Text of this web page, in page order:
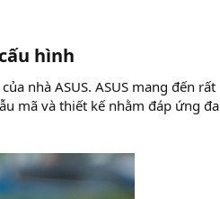
hình​
nhà ASUS. ASUS mang đến rất
mã và thiết kế nhằm đáp ứng đa